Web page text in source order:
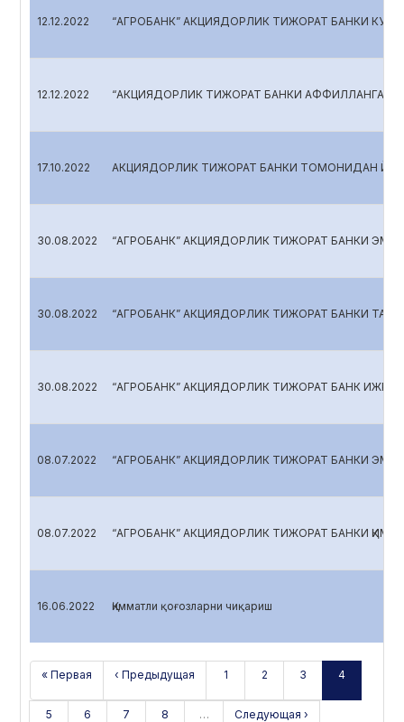
12.12.2022 “АГРОБАНК” АКЦИЯДОРЛИК ТИЖОРАТ БАНКИ
12.12.2022 “АКЦИЯДОРЛИК ТИЖОРАТ БАНКИ АФФИЛЛАНГАН
17.10.2022 АКЦИЯДОРЛИК ТИЖОРАТ БАНКИ ТОМОНИДАН
30.08.2022 “АГРОБАНК” АКЦИЯДОРЛИК ТИЖОРАТ БАНКИ
30.08.2022 “АГРОБАНК” АКЦИЯДОРЛИК ТИЖОРАТ БАНКИ
30.08.2022 “АГРОБАНК” АКЦИЯДОРЛИК ТИЖОРАТ БАНК
08.07.2022 “АГРОБАНК” АКЦИЯДОРЛИК ТИЖОРАТ БАНКИ
08.07.2022 “АГРОБАНК” АКЦИЯДОРЛИК ТИЖОРАТ БАНКИ
16.06.2022 Қимматли қоғозларни чиқариш
« Первая ‹ Предыдущая 1 2 3 4
5 6 7 8 … Следующая ›